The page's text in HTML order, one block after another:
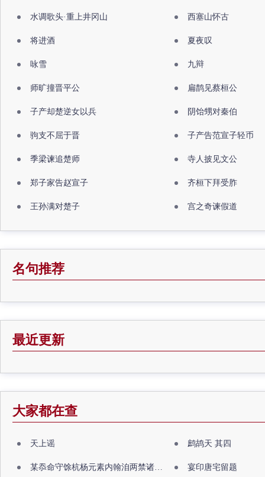
水调歌头·重上井冈山 西塞山怀古
将进酒 夏夜叹
咏雪 九辩
师旷撞晋平公 扁鹊见蔡桓公
子产却楚逆女以兵 阴饴甥对秦伯
驹支不屈于晋 子产告范宣子轻币
季梁谏追楚师 寺人披见文公
郑子家告赵宣子 齐桓下拜受胙
王孙满对楚子 宫之奇谏假道
名句推荐
最近更新
大家都在查
天上谣 鹧鸪天 其四
某忝命守馀杭杨元素内翰洎两禁诸公出祖佛寺 宴印唐宅留题